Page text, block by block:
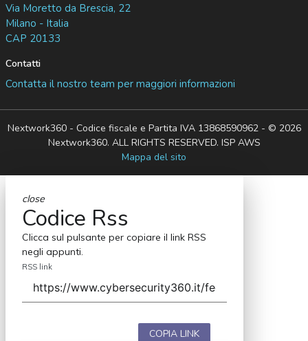
Via Moretto da Brescia, 22
Milano - Italia
CAP 20133
Contatti
Contatta il nostro team per maggiori informazioni
Nextwork360 - Codice fiscale e Partita IVA 13868590962 - © 2026
Nextwork360. ALL RIGHTS RESERVED. ISP AWS
Mappa del sito
close
Codice Rss
Clicca sul pulsante per copiare il link RSS
negli appunti.
RSS link
COPIA LINK